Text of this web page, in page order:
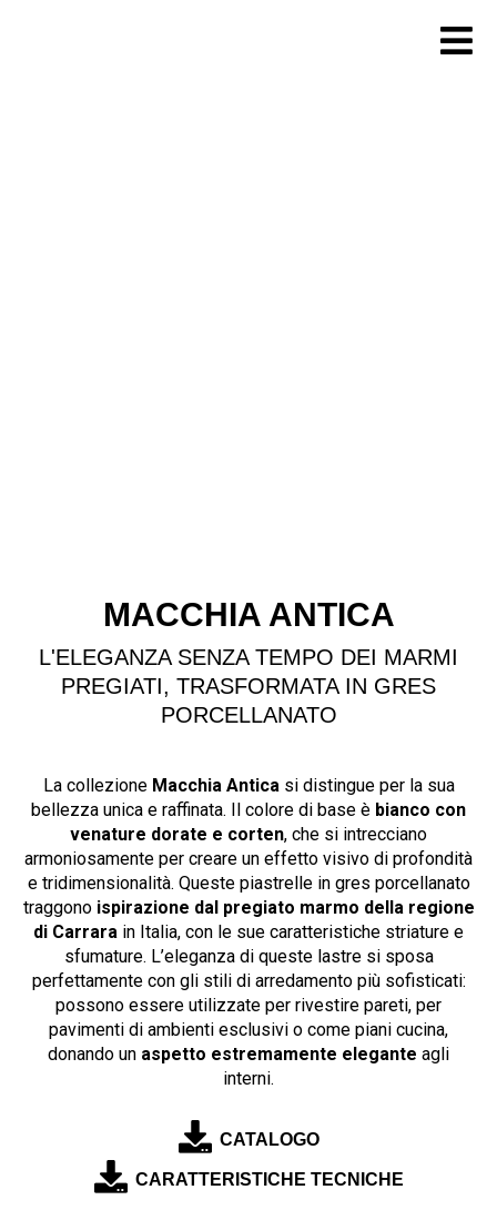
MACCHIA ANTICA
L'ELEGANZA SENZA TEMPO DEI MARMI
PREGIATI, TRASFORMATA IN GRES
PORCELLANATO
La collezione Macchia Anticasi distingue per la sua
bellezza unica e raffinata. Il colore di base è bianco con
venature dorate e corten, che si intrecciano
armoniosamente per creare un effetto visivo di profondità
e tridimensionalità. Queste piastrelle in gres porcellanato
traggono ispirazione dal pregiato marmo della regione
di Carrara in Italia, con le sue caratteristiche striature e
sfumature. L’eleganza di queste lastre si sposa
perfettamente con gli stili di arredamento più sofisticati:
possono essere utilizzate per rivestire pareti, per
pavimenti di ambienti esclusivi o come piani cucina,
donando un aspetto estremamente elegante agli
interni.
CATALOGO
CARATTERISTICHE TECNICHE